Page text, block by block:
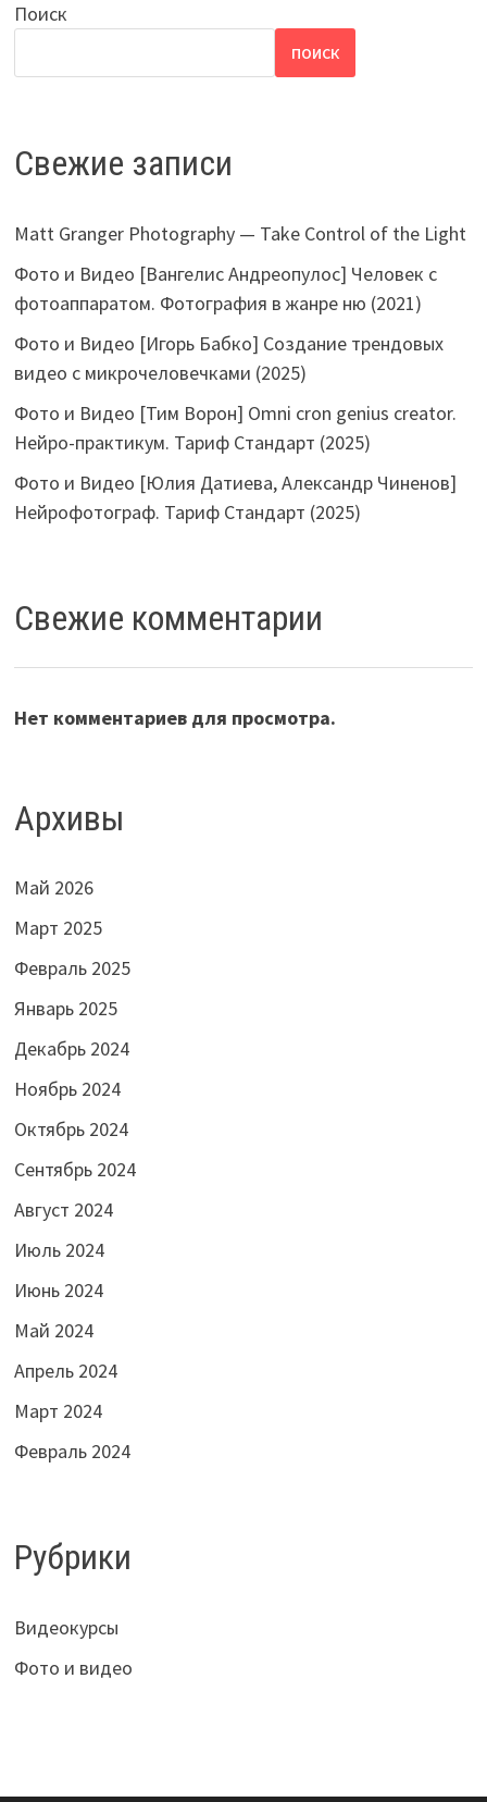
Поиск
ПОИСК
Свежие записи
Matt Granger Photography — Take Control of the Light
Фото и Видео [Вангелис Андреопулос] Человек с
фотоаппаратом. Фотография в жанре ню (2021)
Фото и Видео [Игорь Бабко] Создание трендовых
видео с микрочеловечками (2025)
Фото и Видео [Тим Ворон] Omni cron genius creator.
Нейро-практикум. Тариф Стандарт (2025)
Фото и Видео [Юлия Датиева, Александр Чиненов]
Нейрофотограф. Тариф Стандарт (2025)
Свежие комментарии
Нет комментариев для просмотра.
Архивы
Май 2026
Март 2025
Февраль 2025
Январь 2025
Декабрь 2024
Ноябрь 2024
Октябрь 2024
Сентябрь 2024
Август 2024
Июль 2024
Июнь 2024
Май 2024
Апрель 2024
Март 2024
Февраль 2024
Рубрики
Видеокурсы
Фото и видео